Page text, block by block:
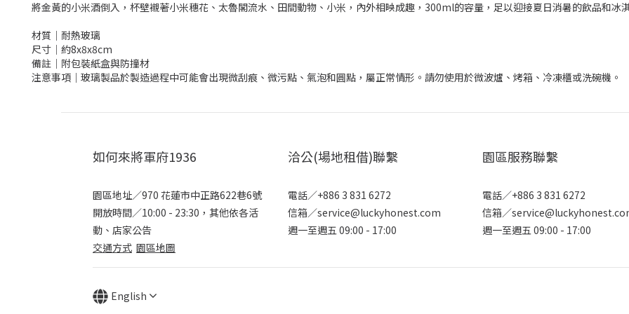
將金黃的小米酒倒入，杯壁襯著小米穗花、太魯閣流水、田間動物、小米，內外相映成趣，300ml的容量，足以迎接夏日消暑的飲品和冰
材質｜耐熱玻璃
尺寸｜約8x8x8cm
備註｜附包裝紙盒與防撞材
注意事項｜玻璃製品於製造過程中可能會出現微刮痕、微污點、氣泡和圓點，屬正常情形。請勿使用於微波爐、烤箱、冷凍櫃或洗碗機。
如何來將軍府1936
園區地址／970 花蓮市中正路622巷6號
開放時間／10:00 - 23:30，其他依各活
動、店家公告
交通方式 園區地圖
洽公(場地租借)聯繫
電話／+886 3 831 6272
信箱／service@luckyhonest.com
週一至週五 09:00 - 17:00
園區服務聯繫
電話／+886 3 831 6272
信箱／
週一至週五 09:00 - 17:00
English